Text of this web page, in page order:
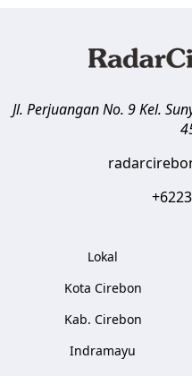
Jl. Perjuangan No. 9 Kel.
Lokal
Kota Cirebon
Kab. Cirebon
Indramayu